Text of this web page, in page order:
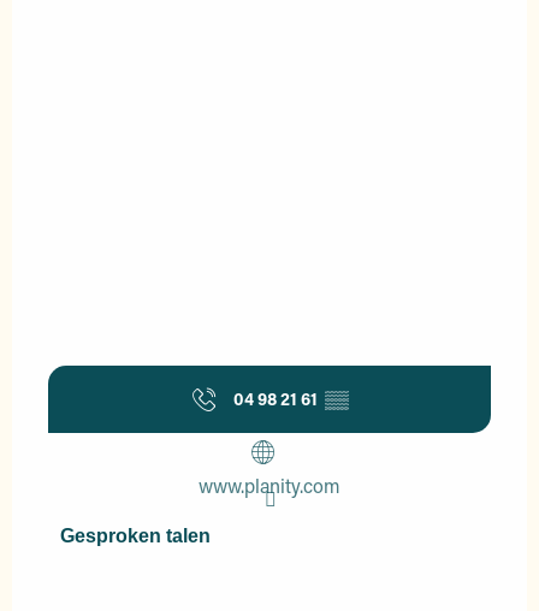
04 98 21 61 ▒▒
www.planity.com
Gesproken talen
Gesproken talen